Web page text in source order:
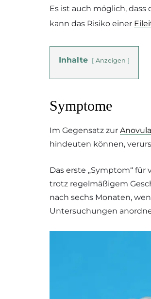
Es ist auch möglich,
kann das Risiko einer
Inhalte Anzeigen
Symptome
Im Gegensatz zur
hindeuten können,
Das erste „Symptom“
trotz regelmäßigem
nach sechs Monaten,
Untersuchungen